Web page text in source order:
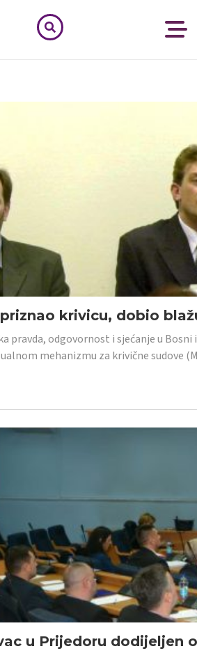
krivicu, dobio
pravda, odgovornost i sjećanje u
mehanizmu za krivične sudove
u Prijedoru dodijeljen